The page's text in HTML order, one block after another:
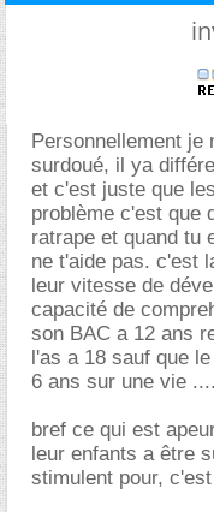
Personnellement je
surdoué, il ya
et c'est juste que
problème c'est que
ratrape et quand tu
ne t'aide pas. c'est
leur vitesse de
capacité de
son BAC a 12 ans
l'as a 18 sauf que
6 ans sur une vie ....
bref ce qui est
leur enfants a être
stimulent pour,